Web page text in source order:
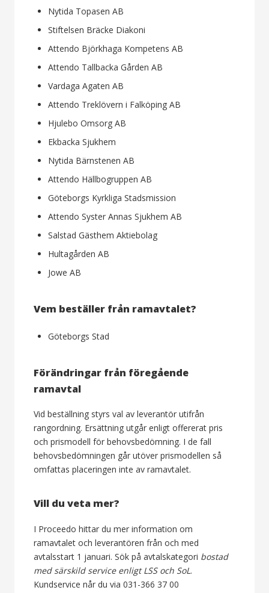
Nytida Topasen AB
Stiftelsen Bräcke Diakoni
Attendo Björkhaga Kompetens AB
Attendo Tallbacka Gården AB
Vardaga Agaten AB
Attendo Treklövern i Falköping AB
Hjulebo Omsorg AB
Ekbacka Sjukhem
Nytida Bärnstenen AB
Attendo Hällbogruppen AB
Göteborgs Kyrkliga Stadsmission
Attendo Syster Annas Sjukhem AB
Salstad Gästhem Aktiebolag
Hultagården AB
Jowe AB
Vem beställer från ramavtalet?
Göteborgs Stad
Förändringar från föregående
ramavtal
Vid beställning styrs val av leverantör utifrån
rangordning. Ersättning utgår enligt offererat pris
och prismodell för behovsbedömning. I de fall
behovsbedömningen går utöver prismodellen så
omfattas placeringen inte av ramavtalet.
Vill du veta mer?
I Proceedo hittar du mer information om
ramavtalet och leverantören från och med
avtalsstart 1 januari. Sök på avtalskategori bostad
med särskild service enligt LSS och SoL.
Kundservice når du via 031-366 37 00